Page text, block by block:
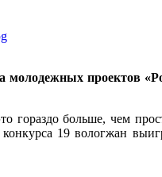
молодежных проектов
гораздо больше, чем
19 вологжан